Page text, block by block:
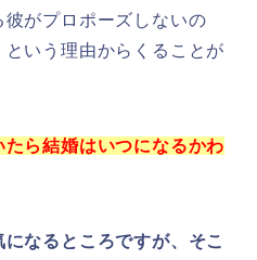
がプロポーズしないの
いう理由からくることが
ら結婚はいつになるかわ
なるところですが、 そこ